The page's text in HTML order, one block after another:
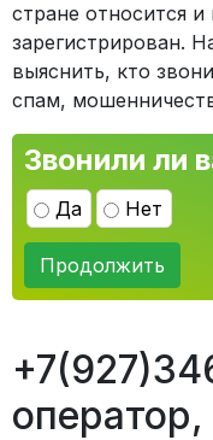
стране относится
зарегистрирован.
выяснить, кто
спам,
Звонили ли
Да Нет
Продолжить